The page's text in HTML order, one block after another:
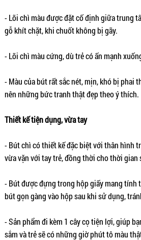
- Lõi chì màu được đặt cố định giữa trung
gỗ khít chặt, khi chuốt không bị gãy.
- Lõi chì màu cứng, dù trẻ có ấn mạnh
- Màu của bút rất sắc nét, mịn, khó bị phai
nên những bức tranh thật đẹp theo ý thích.
Thiết kế tiện dụng, vừa tay
- Bút chì có thiết kế đặc biệt với thân hình
vừa vặn với tay trẻ, đồng thời cho thời
- Bút được đựng trong hộp giấy mang tính
bút gọn gàng vào hộp sau khi sử dụng,
- Sản phẩm đi kèm 1 cây cọ tiện lợi, giúp
sắm và trẻ sẽ có những giờ phút tô màu